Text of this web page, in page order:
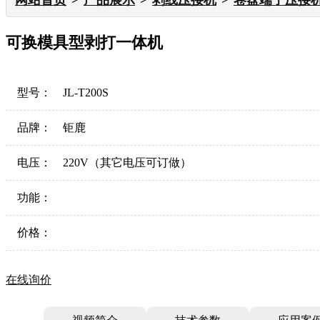
可换模具型剥打一体机
型号： JL-T200S
品牌： 钜鹿
电压： 220V（其它电压可订做）
功能：
价格：
在线询价